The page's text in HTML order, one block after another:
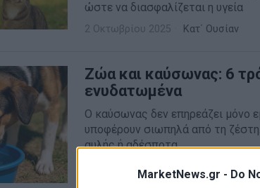
MarketNews.gr - Do
ώστε να διασφαλίζεται η υγεία
2 Οκτωβρίου 2025 Κατ΄ Ουσίαν
Ζώα και καύσωνας: 6
ενυδατωμένα
Ο καύσωνας δεν επηρεάζει μόνο
υποφέρουν σιωπηλά από τη
αυλής ή αδέσποτα,